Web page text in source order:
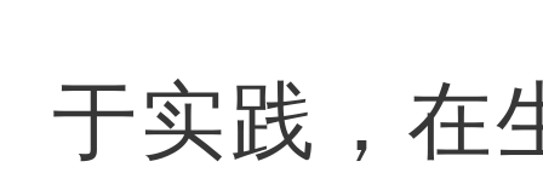
于实践，在